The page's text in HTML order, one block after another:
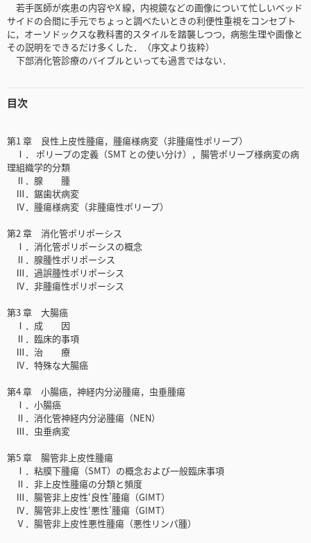
若手医師が疾患の内容やX 線，内視鏡などの画像について忙しいベッド
サイドの合間に手元でちょっと調べたいときの利便性重視をコンセプト
に，オーソドックスな教科書的スタイルを踏襲しつつ，病態生理や画像と
その説明をできるだけ多くした．（序文より抜粋）
下部消化管診療のバイブルといっても過言ではない．
目次
第1 章 良性上皮性腫瘍，腫瘍様病変（非腫瘍性ポリープ）
Ⅰ． ポリープの定義（SMT との使い分け），腸管ポリープ様病変の病
理組織学的分類
Ⅱ．腺 腫
Ⅲ．鋸歯状病変
Ⅳ．腫瘍様病変（非腫瘍性ポリープ）
第2 章 消化管ポリポーシス
Ⅰ．消化管ポリポーシスの概念
Ⅱ．腺腫性ポリポーシス
Ⅲ．過誤腫性ポリポーシス
Ⅳ．非腫瘍性ポリポーシス
第3 章 大腸癌
Ⅰ．成 因
Ⅱ．臨床的事項
Ⅲ．治 療
Ⅳ．特殊な大腸癌
第4 章 小腸癌，神経内分泌腫瘍，虫垂腫瘍
Ⅰ．小腸癌
Ⅱ．消化管神経内分泌腫瘍（NEN）
Ⅲ．虫垂病変
第5 章 腸管非上皮性腫瘍
Ⅰ．粘膜下腫瘍（SMT）の概念および一般臨床事項
Ⅱ．非上皮性腫瘍の分類と頻度
Ⅲ．腸管非上皮性‘良性’腫瘍（GIMT）
Ⅳ．腸管非上皮性‘悪性’腫瘍（GIMT）
Ⅴ．腸管非上皮性悪性腫瘍（悪性リンパ腫）